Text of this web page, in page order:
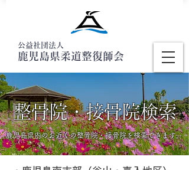
公益社団法人
鹿児島県柔道整復師会
整骨院・接骨院検索
鹿児島県内のお近くの整骨院・接骨院を検索できます。